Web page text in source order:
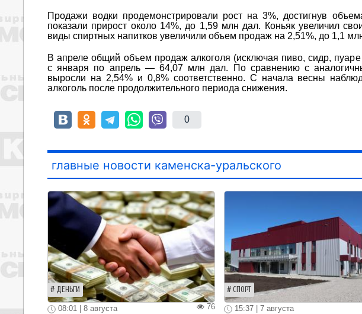
Продажи водки продемонстрировали рост на 3%, достигнув
показали прирост около 14%, до 1,59 млн дал. Коньяк увеличил
виды спиртных напитков увеличили объем продаж на 2,51%, до 1,1
В апреле общий объем продаж алкоголя (исключая пиво, сидр,
с января по апрель — 64,07 млн дал. По сравнению с
выросли на 2,54% и 0,8% соответственно. С начала весны
алкоголь после продолжительного периода снижения.
0
главные новости каменска-уральского
ДЕНЬГИ
76
08:01 | 8 августа
СПОРТ
15:37 | 7 августа